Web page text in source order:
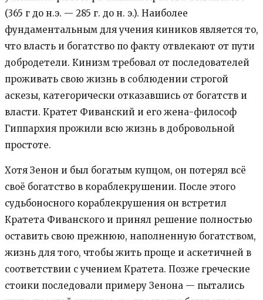
(365 г до н.э. — 285 г. до н. э.). Наиболее
фундаментальным для учения киников является то,
что власть и богатство по факту отвлекают от пути
добродетели. Кинизм требовал от последователей
проживать свою жизнь в соблюдении строгой
аскезы, категорически отказавшись от богатств и
власти. Кратет Фиванский и его жена-философ
Гиппархия прожили всю жизнь в добровольной
простоте.
Хотя Зенон и был богатым купцом, он потерял всё
своё богатство в кораблекрушении. После этого
судьбоносного кораблекрушения он встретил
Кратета Фиванского и принял решение полностью
оставить свою прежнюю, наполненную богатством,
жизнь для того, чтобы жить проще и аскетичней в
соответствии с учением Кратета. Позже греческие
стоики последовали примеру Зенона — пытались